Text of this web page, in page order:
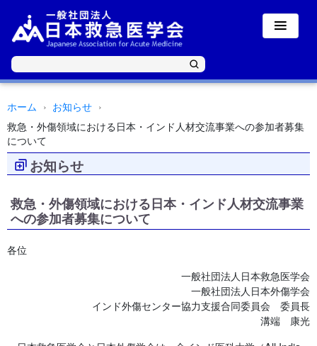
ホーム
お知らせ
救急・外傷領域における日本・インド人材交流事業への参加者募集
について
お知らせ
救急・外傷領域における日本・インド人材交流事業
への参加者募集について
各位
一般社団法人日本救急医学会
一般社団法人日本外傷学会
インド外傷センター協力支援合同委員会 委員長
溝端 康光